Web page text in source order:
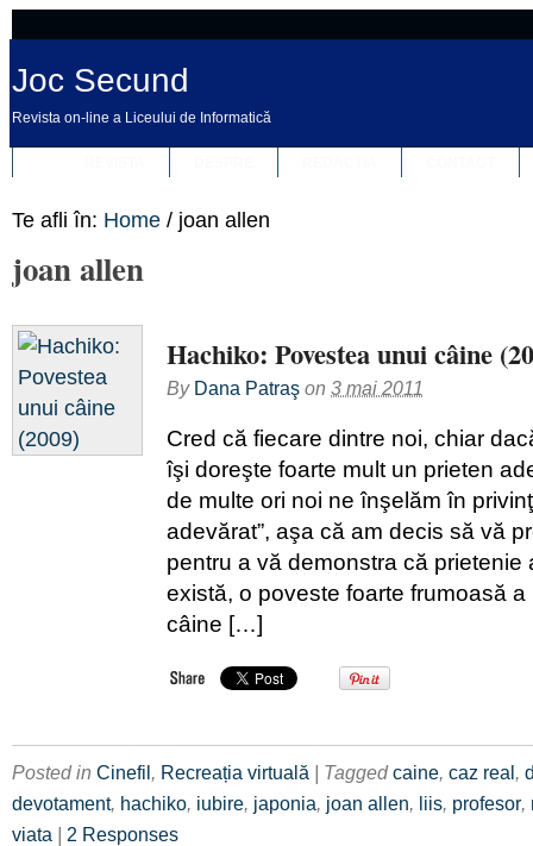
Joc Secund
Revista on-line a Liceului de Informatică
Te afli în: Home / joan allen
joan allen
Hachiko: Povestea unui câine
By Dana Patraş on 3 mai 2011
Cred că fiecare dintre noi, chiar
îşi doreşte foarte mult un prieten
de multe ori noi ne înşelăm în
adevărat”, aşa că am decis să vă
pentru a vă demonstra că prietenie
există, o poveste foarte frumoasă
câine […]
Posted in Cinefil, Recreația virtuală | Taggedcaine, caz real,
devotament, hachiko, iubire, japonia, joan allen, liis, profesor,
viata | 2 Responses